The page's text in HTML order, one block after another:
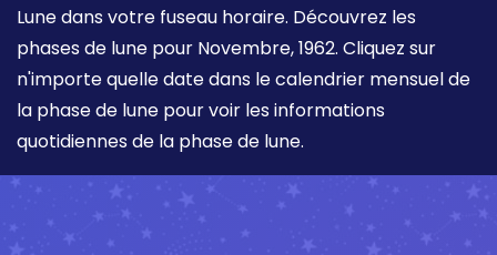
Lune dans votre fuseau horaire. Découvrez les
phases de lune pour Novembre, 1962. Cliquez sur
n'importe quelle date dans le calendrier mensuel de
la phase de lune pour voir les informations
quotidiennes de la phase de lune.